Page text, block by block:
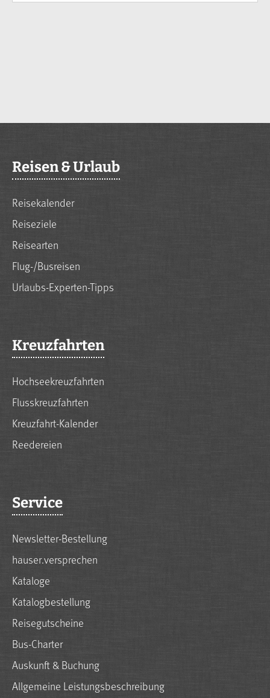
Reisen & Urlaub
Reisekalender
Reiseziele
Reisearten
Flug-/Busreisen
Urlaubs-Experten-Tipps
Kreuzfahrten
Hochseekreuzfahrten
Flusskreuzfahrten
Kreuzfahrt-Kalender
Reedereien
Service
Newsletter-Bestellung
hauser.versprechen
Kataloge
Katalogbestellung
Reisegutscheine
Bus-Charter
Auskunft & Buchung
Allgemeine Leistungsbeschreibung